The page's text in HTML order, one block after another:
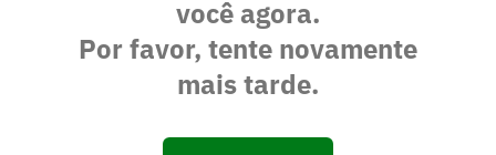
você agora.
Por favor, tente novamente
mais tarde.